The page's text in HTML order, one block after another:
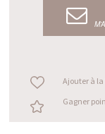
Ajouter à
Gagner